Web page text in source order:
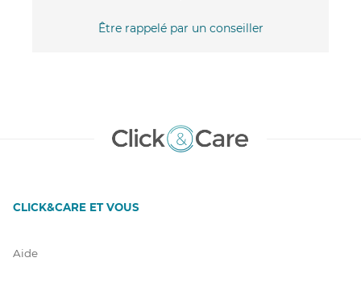
Être rappelé par un conseiller
CLICK&CARE ET VOUS
Aide